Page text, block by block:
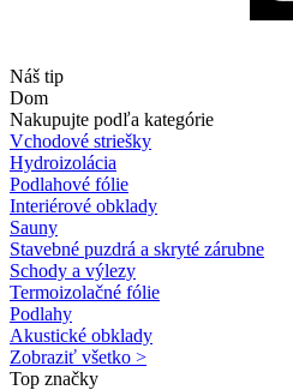
Náš tip
Dom
Nakupujte podľa kategórie
Vchodové striešky
Hydroizolácia
Podlahové fólie
Interiérové obklady
Sauny
Stavebné puzdrá a skryté zárubne
Schody a výlezy
Termoizolačné fólie
Podlahy
Akustické obklady
Zobraziť všetko >
Top značky